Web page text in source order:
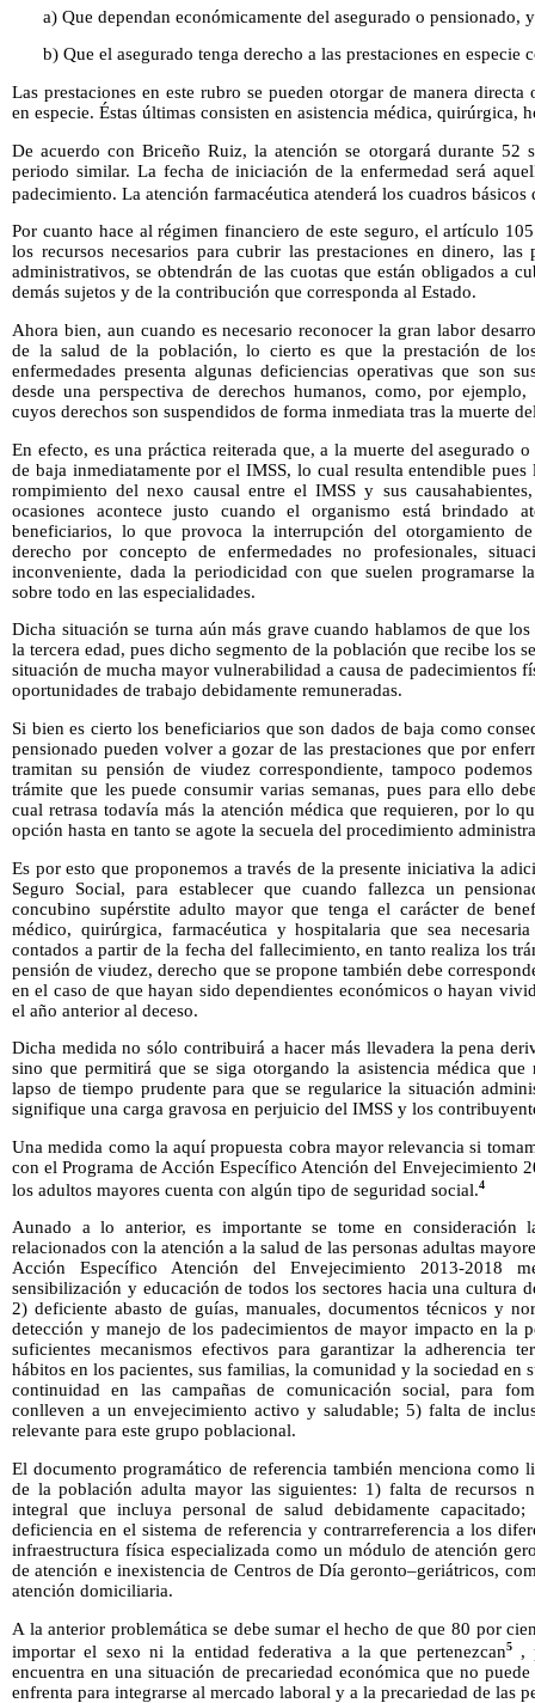
a) Que dependan económicamente del asegurado o pensionado, y
b) Que el asegurado tenga derecho a las prestaciones en especie
Las prestaciones en este rubro se pueden otorgar de manera
en especie. Éstas últimas consisten en asistencia médica, quirúrgica,
De acuerdo con Briceño Ruiz, la atención se otorgará durante 52
periodo similar. La fecha de iniciación de la enfermedad será
padecimiento. La atención farmacéutica atenderá los cuadros básicos
Por cuanto hace al régimen financiero de este seguro, el artículo
los recursos necesarios para cubrir las prestaciones en dinero, las
administrativos, se obtendrán de las cuotas que están obligados a
demás sujetos y de la contribución que corresponda al Estado.
Ahora bien, aun cuando es necesario reconocer la gran labor
de la salud de la población, lo cierto es que la prestación de
enfermedades presenta algunas deficiencias operativas que son
desde una perspectiva de derechos humanos, como, por
cuyos derechos son suspendidos de forma inmediata tras la muerte
En efecto, es una práctica reiterada que, a la muerte del asegurado
de baja inmediatamente por el IMSS, lo cual resulta entendible
rompimiento del nexo causal entre el IMSS y sus
ocasiones acontece justo cuando el organismo está brindado
beneficiarios, lo que provoca la interrupción del otorgamiento
derecho por concepto de enfermedades no profesionales,
inconveniente, dada la periodicidad con que suelen programarse
sobre todo en las especialidades.
Dicha situación se turna aún más grave cuando hablamos de que
la tercera edad, pues dicho segmento de la población que recibe los
situación de mucha mayor vulnerabilidad a causa de padecimientos
oportunidades de trabajo debidamente remuneradas.
Si bien es cierto los beneficiarios que son dados de baja como
pensionado pueden volver a gozar de las prestaciones que por
tramitan su pensión de viudez correspondiente, tampoco
trámite que les puede consumir varias semanas, pues para ello
cual retrasa todavía más la atención médica que requieren, por lo
opción hasta en tanto se agote la secuela del procedimiento
Es por esto que proponemos a través de la presente iniciativa la
Seguro Social, para establecer que cuando fallezca un
concubino supérstite adulto mayor que tenga el carácter de
médico, quirúrgica, farmacéutica y hospitalaria que sea
contados a partir de la fecha del fallecimiento, en tanto realiza los
pensión de viudez, derecho que se propone también debe
en el caso de que hayan sido dependientes económicos o hayan
el año anterior al deceso.
Dicha medida no sólo contribuirá a hacer más llevadera la pena
sino que permitirá que se siga otorgando la asistencia médica
lapso de tiempo prudente para que se regularice la situación
signifique una carga gravosa en perjuicio del IMSS y los
Una medida como la aquí propuesta cobra mayor relevancia si
con el Programa de Acción Específico Atención del Envejecimiento
los adultos mayores cuenta con algún tipo de seguridad social.4
Aunado a lo anterior, es importante se tome en consideración
relacionados con la atención a la salud de las personas adultas
Acción Específico Atención del Envejecimiento 2013-2018
sensibilización y educación de todos los sectores hacia una cultura
2) deficiente abasto de guías, manuales, documentos técnicos y
detección y manejo de los padecimientos de mayor impacto en la
suficientes mecanismos efectivos para garantizar la adherencia
hábitos en los pacientes, sus familias, la comunidad y la sociedad
continuidad en las campañas de comunicación social, para
conlleven a un envejecimiento activo y saludable; 5) falta de
relevante para este grupo poblacional.
El documento programático de referencia también menciona como
de la población adulta mayor las siguientes: 1) falta de recursos
integral que incluya personal de salud debidamente
deficiencia en el sistema de referencia y contrarreferencia a los
infraestructura física especializada como un módulo de atención
de atención e inexistencia de Centros de Día geronto–geriátricos,
atención domiciliaria.
A la anterior problemática se debe sumar el hecho de que 80 por
importar el sexo ni la entidad federativa a la que pertenezcan5,
encuentra en una situación de precariedad económica que no
enfrenta para integrarse al mercado laboral y a la precariedad de las